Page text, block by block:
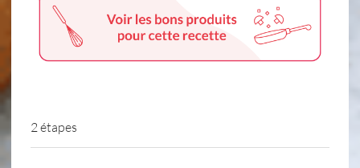
2 étapes